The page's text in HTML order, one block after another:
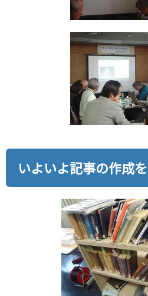
いよいよ記事の作成